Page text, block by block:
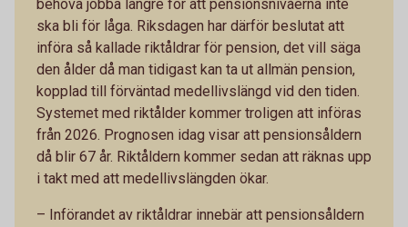
behöva jobba längre för att pensionsnivåerna inte
ska bli för låga. Riksdagen har därför beslutat att
införa så kallade riktåldrar för pension, det vill säga
den ålder då man tidigast kan ta ut allmän pension,
kopplad till förväntad medellivslängd vid den tiden.
Systemet med riktålder kommer troligen att införas
från 2026. Prognosen idag visar att pensionsåldern
då blir 67 år. Riktåldern kommer sedan att räknas upp
i takt med att medellivslängden ökar.
– Införandet av riktåldrar innebär att pensionsåldern